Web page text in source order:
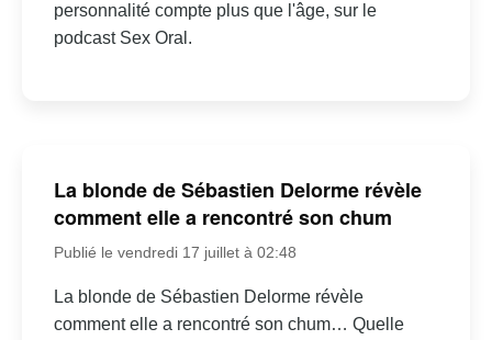
personnalité compte plus que l'âge, sur le
podcast Sex Oral.
La blonde de Sébastien Delorme révèle
comment elle a rencontré son chum
Publié le vendredi 17 juillet à 02:48
La blonde de Sébastien Delorme révèle
comment elle a rencontré son chum… Quelle